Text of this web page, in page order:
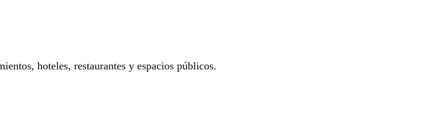
hoteles, restaurantes y espacios públicos.